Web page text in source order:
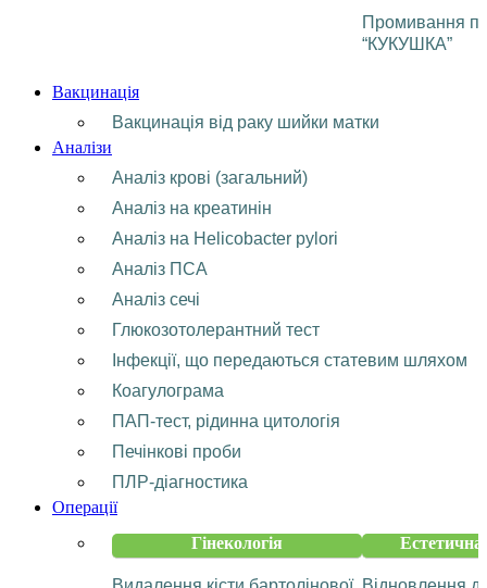
Промивання
“КУКУШКА”
Вакцинація
Вакцинація від раку шийки матки
Аналізи
Аналіз крові (загальний)
Аналіз на креатинін
Аналіз на Helicobacter pylori
Аналіз ПСА
Аналіз сечі
Глюкозотолерантний тест
Інфекції, що передаються статевим шляхом
Коагулограма
ПАП-тест, рідинна цитологія
Печінкові проби
ПЛР-діагностика
Операції
Гінекологія
Естетична